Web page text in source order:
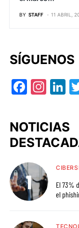
BY STAFF 11 ABRIL,
SÍGUENOS
NOTICIAS
El 73%
el